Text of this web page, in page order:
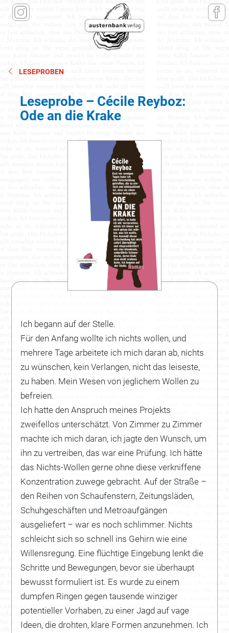
LESEPROBEN
Leseprobe – Cécile Reyboz:
Ode an die Krake
Ich begann auf der Stelle.
Für den Anfang wollte ich nichts wollen, und
mehrere Tage arbeitete ich mich daran ab, nichts
zu wünschen, kein Verlangen, nicht das leiseste,
zu haben. Mein Wesen von jeglichem Wollen zu
befreien.
Ich hatte den Anspruch meines Projekts
zweifellos unterschätzt. Von Zimmer zu Zimmer
machte ich mich daran, ich jagte den Wunsch, um
ihn zu vertreiben, das war eine Prüfung. Ich hätte
das Nichts-Wollen gerne ohne diese verkniffene
Konzentration zuwege gebracht. Auf der Straße –
den Reihen von Schaufenstern, Zeitungsläden,
Schuhgeschäften und Metroaufgängen
ausgeliefert – war es noch schlimmer. Nichts
schleicht sich so schnell ins Gehirn wie eine
Willensregung. Eine flüchtige Eingebung lenkt die
Schritte und Bewegungen, bevor sie überhaupt
bewusst formuliert ist. Es wurde zu einem
dumpfen Ringen gegen tausende winziger
potentieller Vorhaben, zu einer Jagd auf vage
Ideen, die drohten, klare Formen anzunehmen. Ich